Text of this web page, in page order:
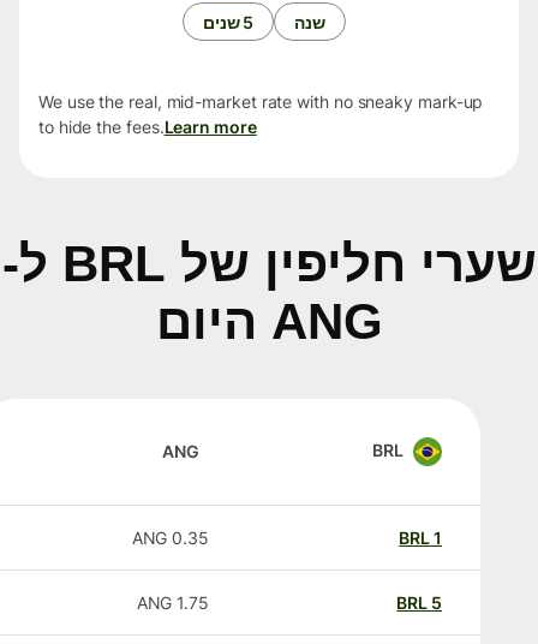
שנה 5 שנים
We use the real, mid-market rate with no sneaky mark-up
to hide the fees.Learn more
שערי חליפין של BRL ל-
ANG היום
BRL
ANG
BRL
0.35
ANG
BRL
1.75
ANG